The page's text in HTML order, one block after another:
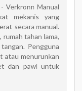
- Verkronn Manual
mekanis yang
secara manual.
tahan lama,
Pengguna
atau menurunkan
dan pawl untuk